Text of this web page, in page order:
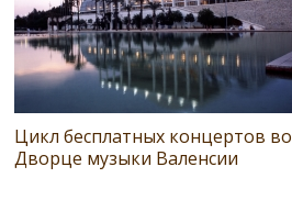
Цикл бесплатных концертов во
Дворце музыки Валенсии